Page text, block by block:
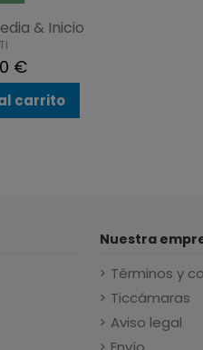
& Inicio
€
carrito
Nuestra
Términos y
Ticcámaras
Aviso legal